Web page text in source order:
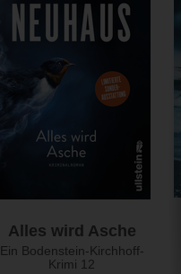
Alles wird Asche
Ein Bodenstein-Kirchhoff-
Krimi 12